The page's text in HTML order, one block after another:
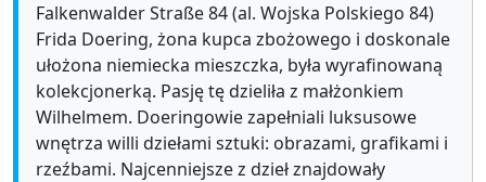
Falkenwalder Straße 84 (al. Wojska Polskiego 84)
Frida Doering, żona kupca zbożowego i doskonale
ułożona niemiecka mieszczka, była wyrafinowaną
kolekcjonerką. Pasję tę dzieliła z małżonkiem
Wilhelmem. Doeringowie zapełniali luksusowe
wnętrza willi dziełami sztuki: obrazami, grafikami i
rzeźbami. Najcenniejsze z dzieł znajdowały